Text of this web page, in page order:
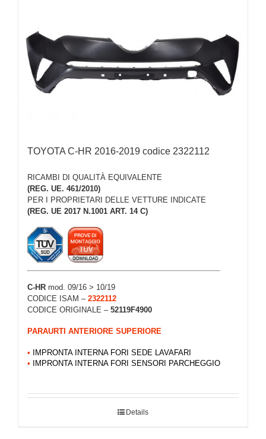
TOYOTA C-HR 2016-2019 codice 2322112
RICAMBI DI QUALITÀ EQUIVALENTE
(REG. UE. 461/2010)
PER I PROPRIETARI DELLE VETTURE INDICATE
(REG. UE 2017 N.1001 ART. 14 C)
C-HR mod. 09/16 > 10/19
CODICE ISAM – 2322112
CODICE ORIGINALE – 52119F4900
PARAURTI ANTERIORE SUPERIORE
•
IMPRONTA INTERNA FORI SEDE LAVAFARI
•
IMPRONTA INTERNA FORI SENSORI PARCHEGGIO
Details